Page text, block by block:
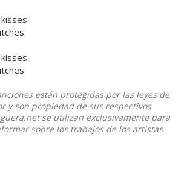
están protegidas por las leyes de
y son propiedad de sus respectivos
se utilizan exclusivamente para
sobre los trabajos de los artistas